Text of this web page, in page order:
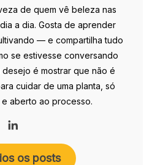
de quem vê beleza nas
a dia. Gosta de aprender
— e compartilha tudo
se estivesse conversando
desejo é mostrar que não é
cuidar de uma planta, só
aberto ao processo.
os posts